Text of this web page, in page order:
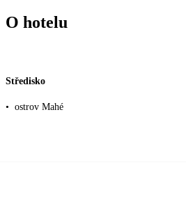
O hotelu
Středisko
• ostrov Mahé